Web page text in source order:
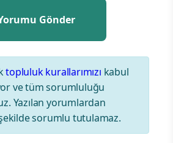
topluluk kurallarımızı kabul
ve tüm sorumluluğu
Yazılan yorumlardan
sorumlu tutulamaz.